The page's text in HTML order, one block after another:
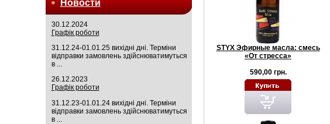
Новости
30.12.2024
Графік роботи
31.12.24-01.01.25 вихідні дні. Терміни
відправки замовлень здійснюватимуться
в ...
26.12.2023
Графік роботи
31.12.23-01.01.24 вихідні дні. Терміни
відправки замовлень здійснюватимуться
в ...
STYX Эфирные масла: смесь
«От стресса»
590,00 грн.